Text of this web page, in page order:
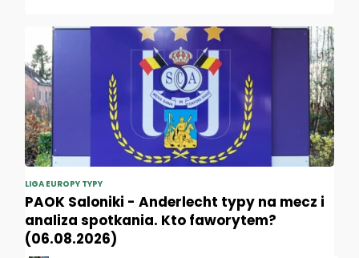
LIGA EUROPY TYPY
PAOK Saloniki - Anderlecht typy na mecz i
analiza spotkania. Kto faworytem?
(06.08.2026)